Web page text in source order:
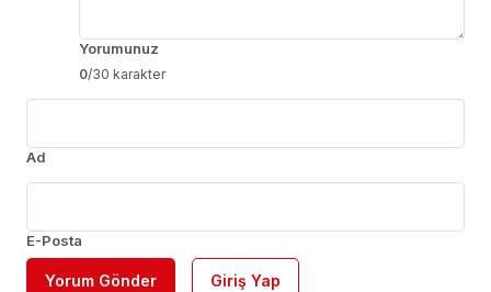
Yorumunuz
0/30 karakter
Ad
E-Posta
Yorum Gönder Giriş Yap